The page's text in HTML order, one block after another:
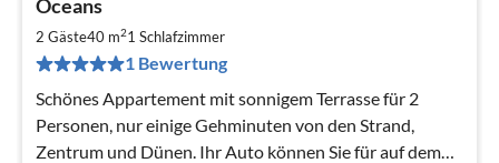
Oceans
2 Gäste40 m21 Schlafzimmer
1 Bewertung
Schönes Appartement mit sonnigem Terrasse für 2
Personen, nur einige Gehminuten von den Strand,
Zentrum und Dünen. Ihr Auto können Sie für auf dem